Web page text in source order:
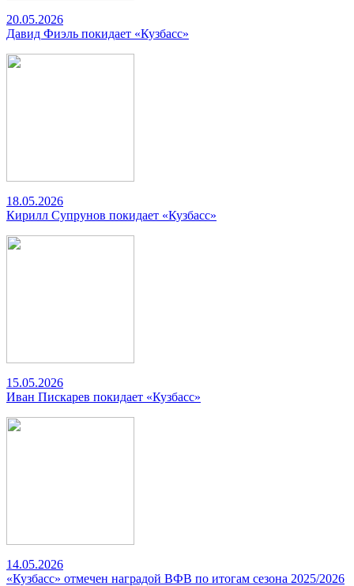
20.05.2026
Давид Фиэль покидает «Кузбасс»
18.05.2026
Кирилл Супрунов покидает «Кузбасс»
15.05.2026
Иван Пискарев покидает «Кузбасс»
14.05.2026
«Кузбасс» отмечен наградой ВФВ по итогам сезона 2025/2026